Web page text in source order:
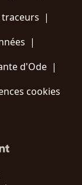
|
|
d'Ode |
cookies